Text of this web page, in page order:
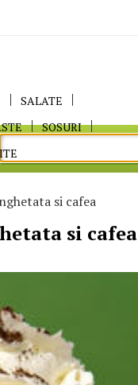
SALATE
SOSURI
si cafea
si cafea